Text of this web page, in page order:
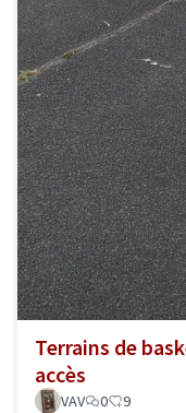
Terrains de
accès
VAV 0 9